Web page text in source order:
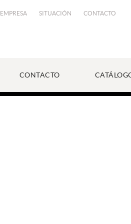
EMPRESA SITUACIÓN CONTACTO
CONTACTO